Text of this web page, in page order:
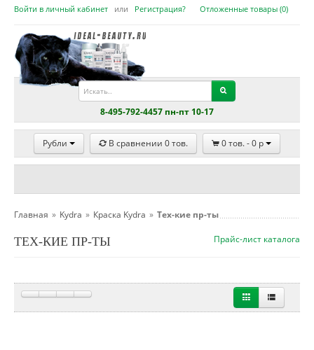
Войти в личный кабинет или Регистрация? Отложенные товары (0)
8-495-792-4457 пн-пт 10-17
Рубли В сравнении 0тов. 0тов. -0 p
Главная » Kydra » Краска Kydra » Тех-кие пр-ты
Прайс-лист каталога
ТЕХ-КИЕ ПР-ТЫ